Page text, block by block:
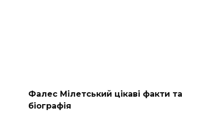
Фалес Мілетський цікаві факти та
біографія